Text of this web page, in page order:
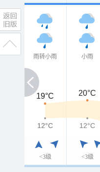
雨转小雨
<3级
小雨
<3级
19°C
19°C 20°C
12°C
12°C
12°C